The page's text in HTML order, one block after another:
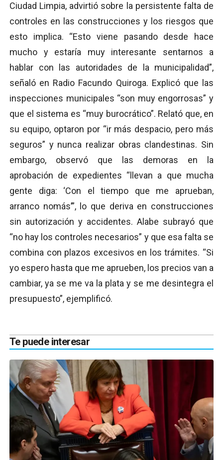
Ciudad Limpia, advirtió sobre la persistente falta de
controles en las construcciones y los riesgos que
esto implica. “Esto viene pasando desde hace
mucho y estaría muy interesante sentarnos a
hablar con las autoridades de la municipalidad”,
señaló en Radio Facundo Quiroga. Explicó que las
inspecciones municipales “son muy engorrosas” y
que el sistema es “muy burocrático”. Relató que, en
su equipo, optaron por “ir más despacio, pero más
seguros” y nunca realizar obras clandestinas. Sin
embargo, observó que las demoras en la
aprobación de expedientes “llevan a que mucha
gente diga: ‘Con el tiempo que me aprueban,
arranco nomás’”, lo que deriva en construcciones
sin autorización y accidentes. Alabe subrayó que
“no hay los controles necesarios” y que esa falta se
combina con plazos excesivos en los trámites. “Si
yo espero hasta que me aprueben, los precios van a
cambiar, ya se me va la plata y se me desintegra el
presupuesto”, ejemplificó.
Te puede interesar